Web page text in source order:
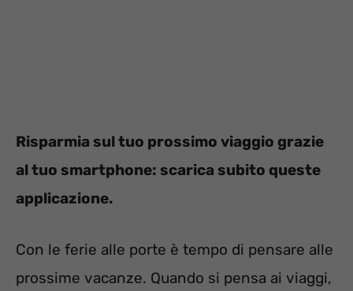
Risparmia sul tuo prossimo viaggio grazie
al tuo smartphone: scarica subito queste
applicazione.
Con le ferie alle porte è tempo di pensare alle
prossime vacanze. Quando si pensa ai viaggi,